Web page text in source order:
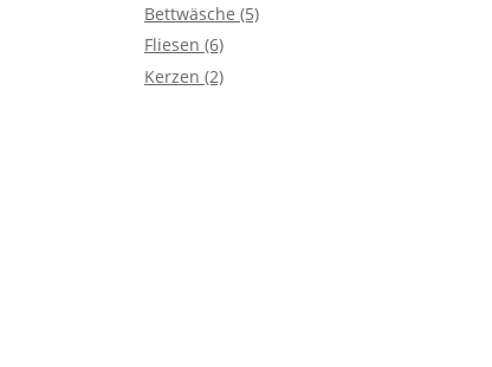
Bettwäsche (5)
Fliesen (6)
Kerzen (2)